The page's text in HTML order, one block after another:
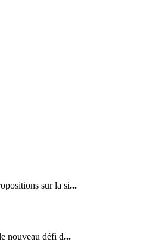
sur la si...
nouveau défi d...